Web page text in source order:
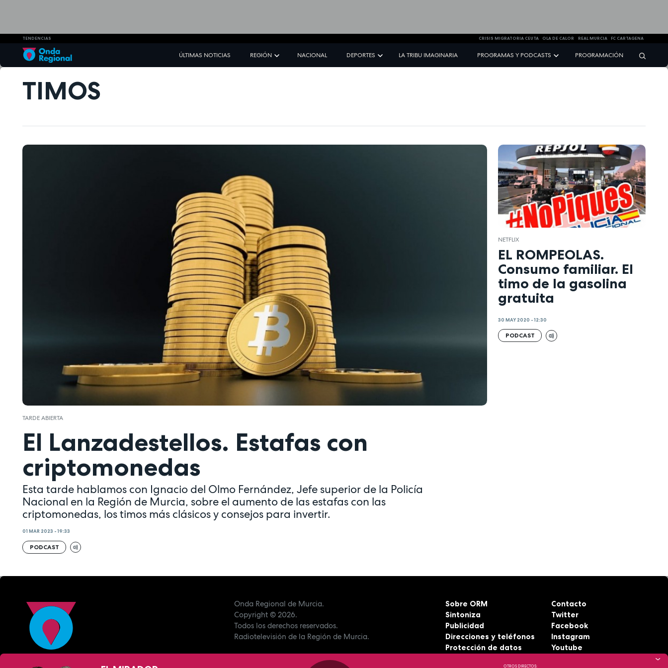
TENDENCIAS CRISIS MIGRATORIA CEUTA OLA DE CALOR REAL MURCIA FC CARTAGENA
ÚLTIMAS NOTICIAS REGIÓN NACIONAL DEPORTES LA TRIBU IMAGINARIA PROGRAMAS Y PODCASTS PROGRAMACIÓN
TIMOS
TARDE ABIERTA
El Lanzadestellos. Estafas con
criptomonedas
Esta tarde hablamos con Ignacio del Olmo Fernández, Jefe superior de la Policía
Nacional en la Región de Murcia, sobre el aumento de las estafas con las
criptomonedas, los timos más clásicos y consejos para invertir.
01 MAR 2023 - 19:33
PODCAST
NETFLIX
EL ROMPEOLAS.
Consumo familiar. El
timo de la gasolina
gratuita
30 MAY 2020 - 12:30
PODCAST
Onda Regional de Murcia.
Copyright© 2026.
Todos los derechos reservados.
Radiotelevisión de la Región de Murcia.
Sobre ORM
Sintoniza
Publicidad
Direcciones y teléfonos
Protección de datos
Contacto
Twitter
Facebook
Instagram
Youtube
OTROS DIRECTOS: